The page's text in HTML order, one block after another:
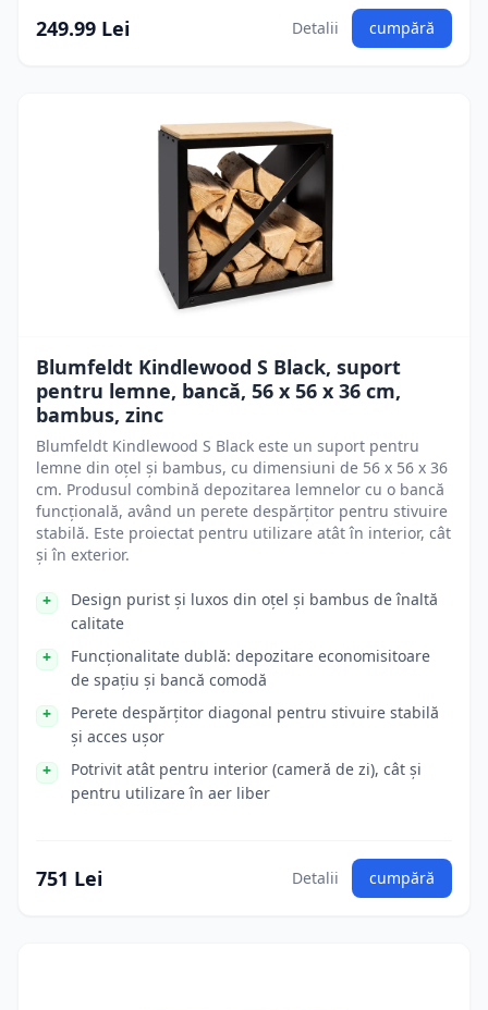
249.99 Lei Detalii cumpără
Blumfeldt Kindlewood S Black, suport
pentru lemne, bancă, 56 x 56 x 36 cm,
bambus, zinc
Blumfeldt Kindlewood S Black este un suport pentru
lemne din oțel și bambus, cu dimensiuni de 56 x 56 x 36
cm. Produsul combină depozitarea lemnelor cu o bancă
funcțională, având un perete despărțitor pentru stivuire
stabilă. Este proiectat pentru utilizare atât în interior, cât
și în exterior.
Design purist și luxos din oțel și bambus de înaltă
calitate
Funcționalitate dublă: depozitare economisitoare
de spațiu și bancă comodă
Perete despărțitor diagonal pentru stivuire stabilă
și acces ușor
Potrivit atât pentru interior (cameră de zi), cât și
pentru utilizare în aer liber
751 Lei Detalii cumpără